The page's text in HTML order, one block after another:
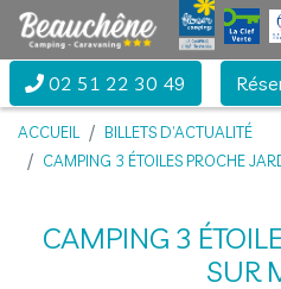
02 51 22 30 49
ACCUEIL
BILLETS D’ACTUALITÉ
CAMPING 3 ÉTOILES PROCHE
CAMPING 3
SUR